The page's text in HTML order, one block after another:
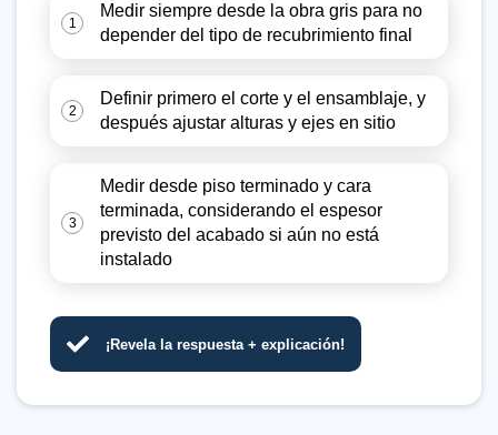
1
Medir siempre desde la obra gris para no
depender del tipo de recubrimiento final
2
Definir primero el corte y el ensamblaje, y
después ajustar alturas y ejes en sitio
3
Medir desde piso terminado y cara
terminada, considerando el espesor
previsto del acabado si aún no está
instalado
¡Revela la respuesta + explicación!